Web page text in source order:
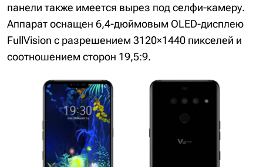
панели также имеется вырез под селфи-камеру.
Аппарат оснащен 6,4-дюймовым OLED-дисплею
FullVision с разрешением 3120×1440 пикселей и
соотношением сторон 19,5:9.